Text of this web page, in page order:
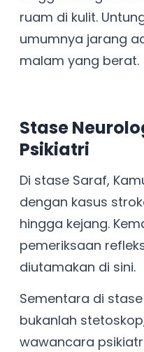
ruam di kulit.
umumnya jarang
malam yang berat.
Stase
Psikiatri
Di stase Saraf,
dengan kasus
hingga kejang.
pemeriksaan
diutamakan di sini.
Sementara di
bukanlah
wawancara